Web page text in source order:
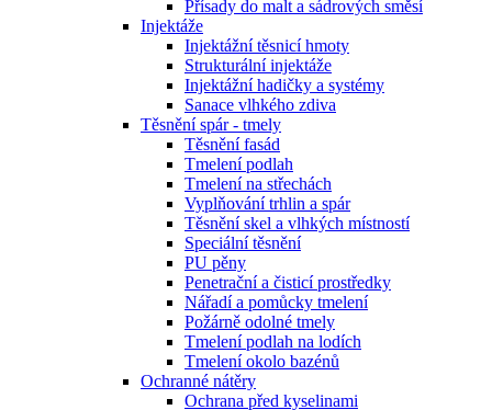
Přísady do malt a sádrových směsí
Injektáže
Injektážní těsnicí hmoty
Strukturální injektáže
Injektážní hadičky a systémy
Sanace vlhkého zdiva
Těsnění spár - tmely
Těsnění fasád
Tmelení podlah
Tmelení na střechách
Vyplňování trhlin a spár
Těsnění skel a vlhkých místností
Speciální těsnění
PU pěny
Penetrační a čisticí prostředky
Nářadí a pomůcky tmelení
Požárně odolné tmely
Tmelení podlah na lodích
Tmelení okolo bazénů
Ochranné nátěry
Ochrana před kyselinami